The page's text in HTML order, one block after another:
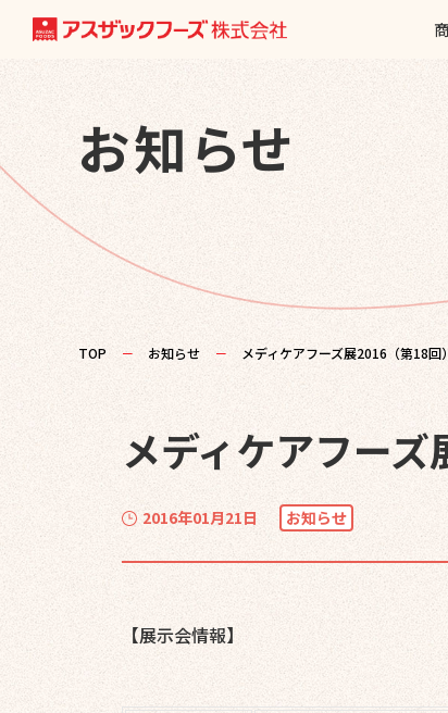
お知らせ
TOP － お知らせ － メディケアフーズ展2016（第18回
メディケアフー
2016年01月21日 お知らせ
【展示会情報】